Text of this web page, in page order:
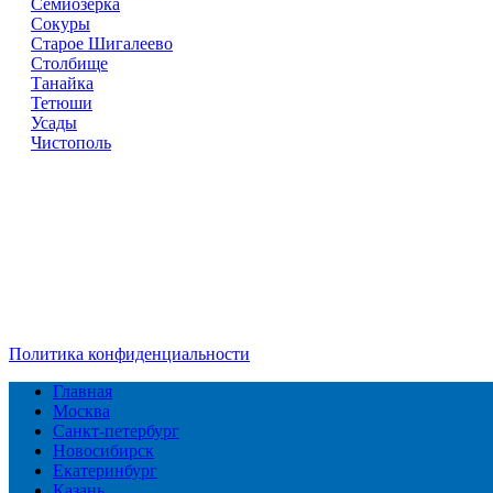
Семиозёрка
Сокуры
Старое Шигалеево
Столбище
Танайка
Тетюши
Усады
Чистополь
Политика конфиденциальности
Главная
Москва
Санкт-петербург
Новосибирск
Екатеринбург